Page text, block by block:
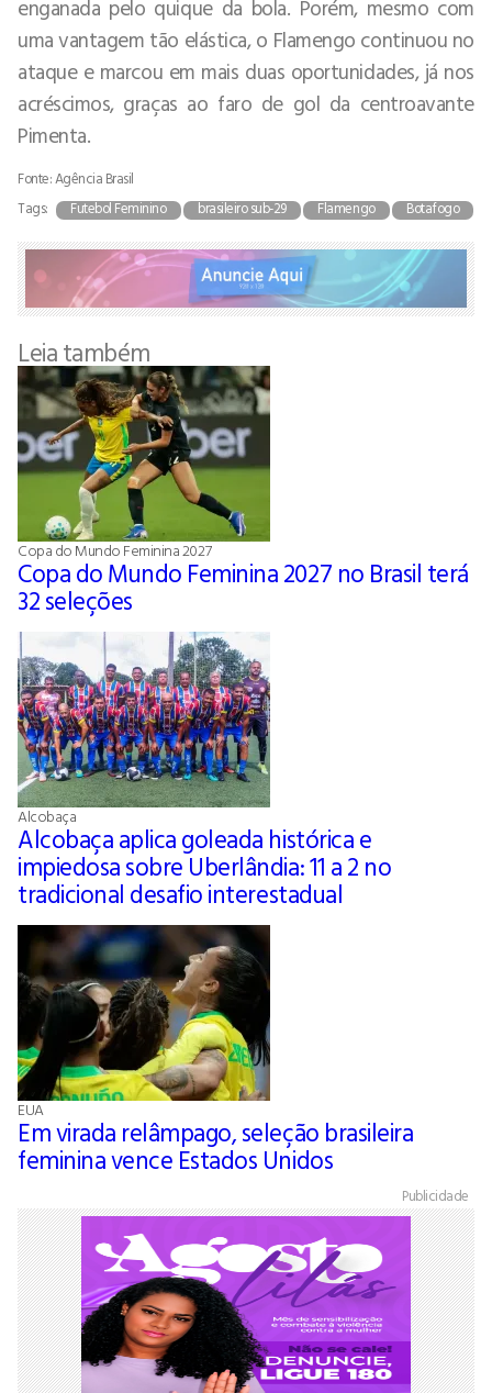
enganada pelo quique da bola. Porém, mesmo com
uma vantagem tão elástica, o Flamengo continuou no
ataque e marcou em mais duas oportunidades, já nos
acréscimos, graças ao faro de gol da centroavante
Pimenta.
Fonte: Agência Brasil
Tags:
Futebol Feminino brasileiro sub-29 Flamengo Botafogo
Leia também
Copa do Mundo Feminina 2027
Copa do Mundo Feminina 2027 no Brasil terá
32 seleções
Alcobaça
Alcobaça aplica goleada histórica e
impiedosa sobre Uberlândia: 11 a 2 no
tradicional desafio interestadual
EUA
Em virada relâmpago, seleção brasileira
feminina vence Estados Unidos
Publicidade